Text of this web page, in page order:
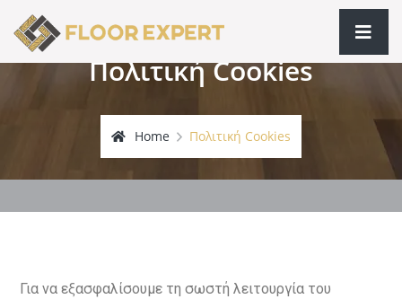
Πολιτική Cookies
Home Πολιτική Cookies
Για να εξασφαλίσουμε τη σωστή λειτουργία του